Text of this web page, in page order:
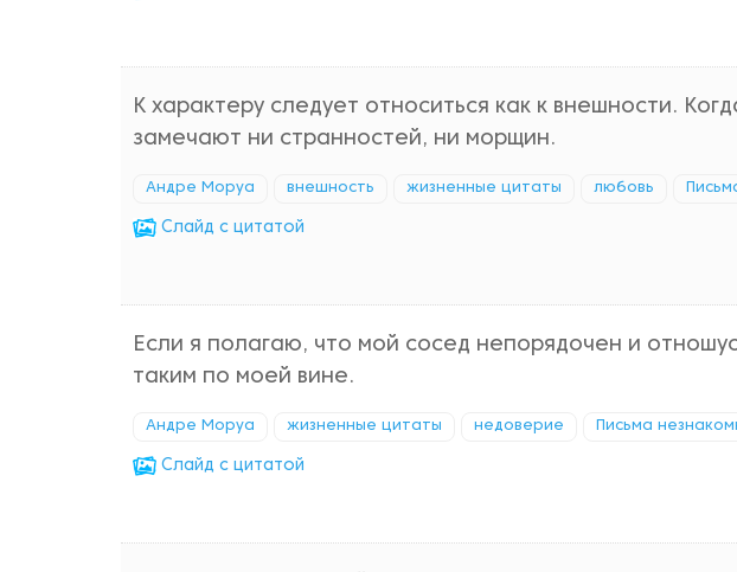
К характеру следует относиться как к внешности.
замечают ни странностей, ни морщин.
Андре Моруа внешность жизненные цитаты любовь
Cлайд с цитатой
Если я полагаю, что мой сосед непорядочен и
таким по моей вине.
Андре Моруа жизненные цитаты недоверие Письма
Cлайд с цитатой